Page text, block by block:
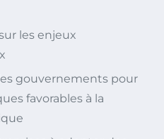
les enjeux
gouvernements pour
favorables à la